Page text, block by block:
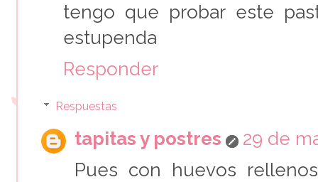
tengo que probar este
estupenda
Responder
Respuestas
tapitas y postres
29 de
Pues con huevos